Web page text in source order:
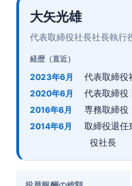
大矢光雄
代表取締役社長社長執行
経歴（直近）
2023年6月 代表取締役
2020年6月 代表取締役
2016年6月 専務取締役
2014年6月
取締役退任
役社長